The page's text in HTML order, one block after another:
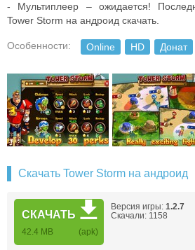
- Мультиплеер – ожидается!
Tower Storm на андроид скачать.
Особенности: Online HD Донат
Скачать Tower Storm на андроид
СКАЧАТЬ
42.4 MB (apk)
Версия игры: 1.2.7
Скачали: 1158